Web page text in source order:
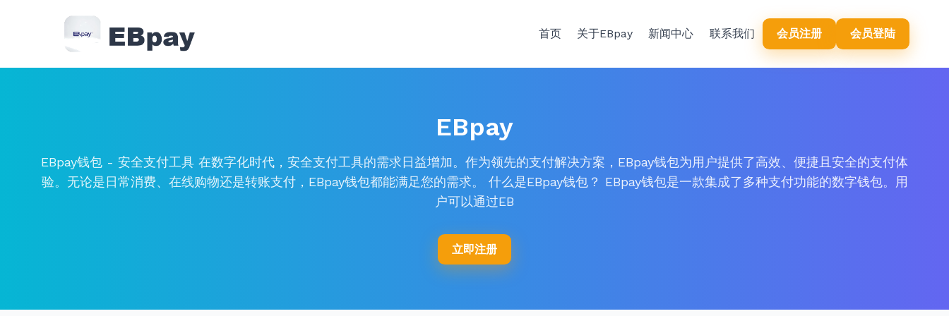
首页 关于EBpay 新闻中心 联系我们 会员注册 会员登陆
EBpay
EBpay钱包 - 安全支付工具 在数字化时代，安全支付工具的需求日益增加。作为领先的支付解决方案，EBpay钱包为用户提供了高效、便捷且安全的支付体
验。无论是日常消费、在线购物还是转账支付，EBpay钱包都能满足您的需求。 什么是EBpay钱包？ EBpay钱包是一款集成了多种支付功能的数字钱包。用
户可以通过EB
立即注册